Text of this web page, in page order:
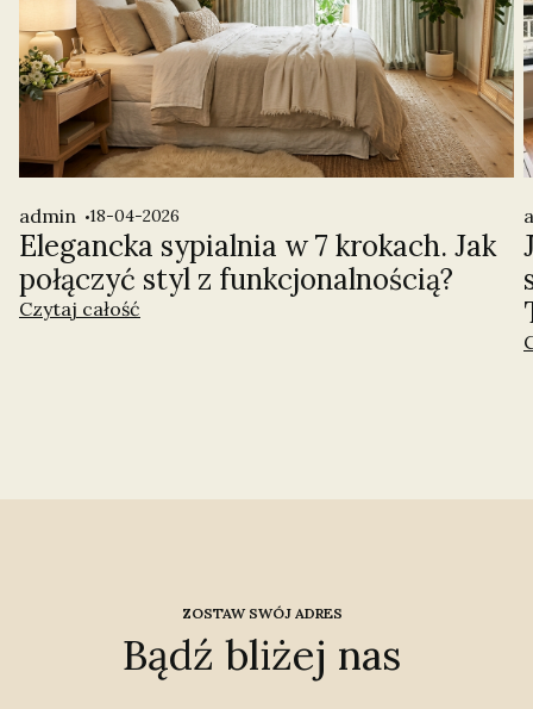
admin 18-04-2026
Elegancka sypialnia w 7 krokach. Jak
połączyć styl z funkcjonalnością?
Czytaj całość
ZOSTAW SWÓJ ADRES
Bądź bliżej nas